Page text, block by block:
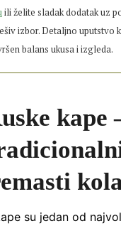
ili želite sladak dodatak uz
izbor. Detaljno uputstvo
balans ukusa i izgleda.
kape
su jedan od